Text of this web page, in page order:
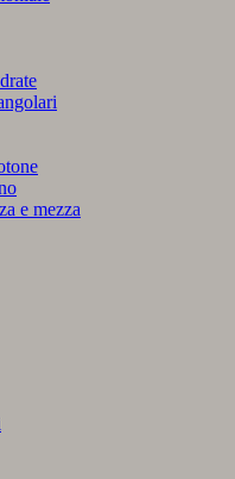
e mezza